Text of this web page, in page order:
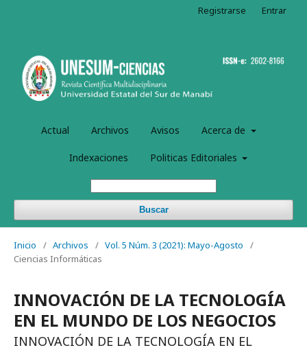
Actual Archivos Avisos Acerca de
Indexaciones Politicas Editoriales
Buscar
Registrarse Entrar
Inicio / Archivos / Vol. 5 Núm. 3 (2021): Mayo-Agosto
/
Ciencias Informáticas
INNOVACIÓN DE LA TECNOLOGÍA
EN EL MUNDO DE LOS NEGOCIOS
INNOVACIÓN DE LA TECNOLOGÍA EN EL